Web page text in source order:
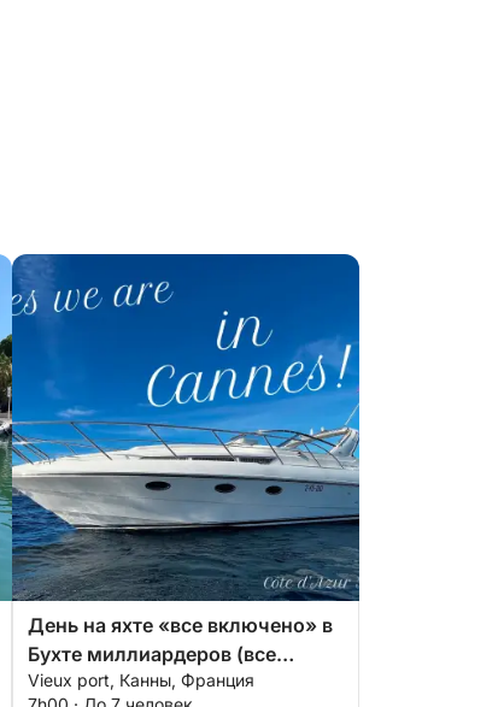
День на яхте «все включено» в
Бухте миллиардеров (все
включено)
Vieux port, Канны, Франция